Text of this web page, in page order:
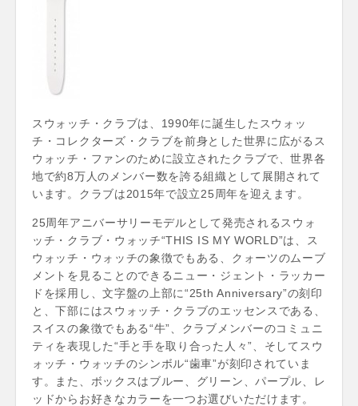
スウォッチ・クラブは、1990年に誕生したスウォッ
チ・コレクターズ・クラブを前身とした世界に広がるス
ウォッチ・ファンのために設立されたクラブで、世界各
地で約8万人のメンバー数を誇る組織として展開されて
います。クラブは2015年で設立25周年を迎えます。
25周年アニバーサリーモデルとして発売されるスウォ
ッチ・クラブ・ウォッチ“THIS IS MY WORLD”は、ス
ウォッチ・ウォッチの象徴でもある、クォーツのムーブ
メントを見ることのできるニュー・ジェント・ラッカー
ドを採用し、文字盤の上部に“25th Anniversary”の刻印
と、下部にはスウォッチ・クラブのエッセンスである、
スイスの象徴でもある“牛”、クラブメンバーのコミュニ
ティを表現した“手と手を取り合った人々”、そしてスウ
ォッチ・ウォッチのシンボル“歯車”が刻印されていま
す。また、ボックスはブルー、グリーン、パープル、レ
ッドからお好きなカラーを一つお選びいただけます。